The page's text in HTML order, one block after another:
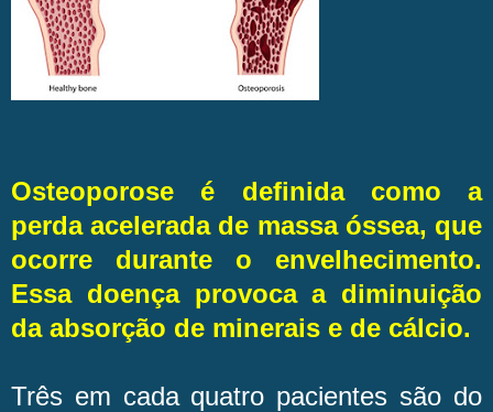
Osteoporose é definida como a
perda acelerada de massa óssea, que
ocorre durante o envelhecimento.
Essa doença provoca a diminuição
da absorção de minerais e de cálcio.
Três em cada quatro pacientes são do